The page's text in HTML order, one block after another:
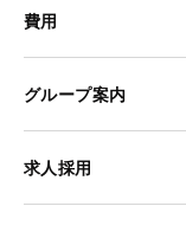
費用
グループ案内
求人採用